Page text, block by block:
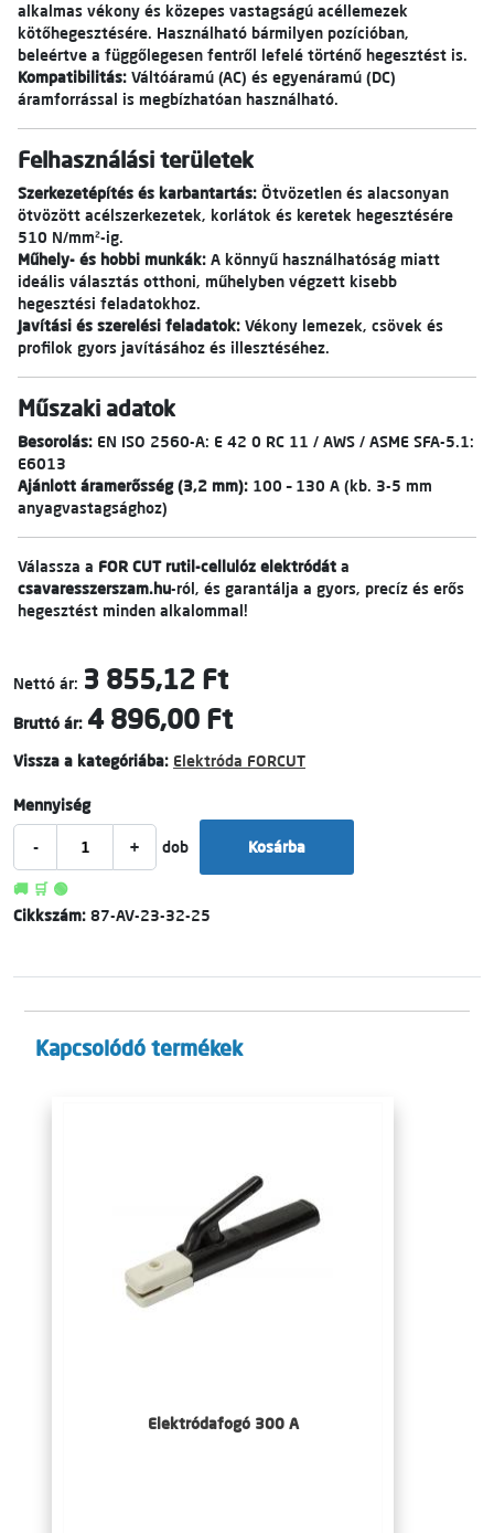
alkalmas vékony és közepes vastagságú acéllemezek
kötőhegesztésére. Használható bármilyen pozícióban,
beleértve a függőlegesen fentről lefelé történő hegesztést is.
Kompatibilitás: Váltóáramú (AC) és egyenáramú (DC)
áramforrással is megbízhatóan használható.
Felhasználási területek
Szerkezetépítés és karbantartás: Ötvözetlen és alacsonyan
ötvözött acélszerkezetek, korlátok és keretek hegesztésére
510 N/mm²-ig.
Műhely- és hobbi munkák: A könnyű használhatóság miatt
ideális választás otthoni, műhelyben végzett kisebb
hegesztési feladatokhoz.
Javítási és szerelési feladatok: Vékony lemezek, csövek és
profilok gyors javításához és illesztéséhez.
Műszaki adatok
Besorolás: EN ISO 2560-A: E 42 0 RC 11 / AWS / ASME SFA-5.1:
E6013
Ajánlott áramerősség (3,2 mm): 100 – 130 A (kb. 3-5 mm
anyagvastagsághoz)
Válassza a FOR CUT rutil-cellulóz elektródát a
csavaresszerszam.hu-ról, és garantálja a gyors, precíz és erős
hegesztést minden alkalommal!
Nettó ár: 3 855,12 Ft
Bruttó ár: 4 896,00 Ft
Vissza a kategóriába: Elektróda FORCUT
Mennyiség
- + dob Kosárba
🚚 🛒 🟢
Cikkszám: 87-AV-23-32-25
Kapcsolódó termékek
Elektródafogó 300 A